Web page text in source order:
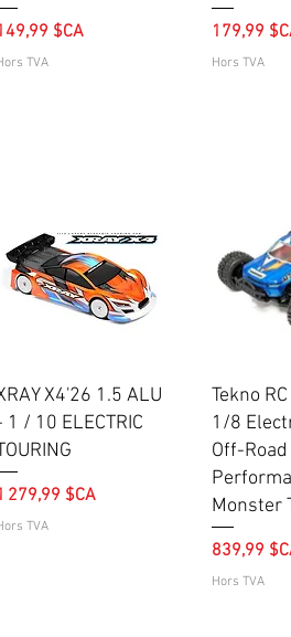
$CA
TVA
Prix
179,99
Hors TVA
Aperçu rapide
X4'26 1.5 ALU
1 / 10 ELECTRIC
279,99 $CA
TVA
Tekno
1/8
Off-Road
Monster
Prix
839,99
Hors TVA